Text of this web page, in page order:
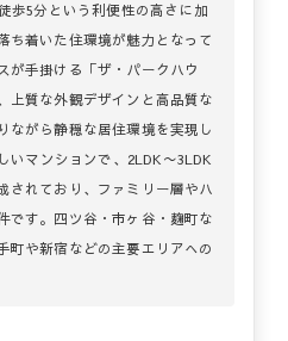
歩5分という利便性の高さに加
ち着いた住環境が魅力となって
が手掛ける「ザ・パークハウ
上質な外観デザインと高品質な
ながら静穏な居住環境を実現し
いマンションで、2LDK〜3LDK
されており、ファミリー層やハ
です。四ツ谷・市ヶ谷・麹町な
町や新宿などの主要エリアへの